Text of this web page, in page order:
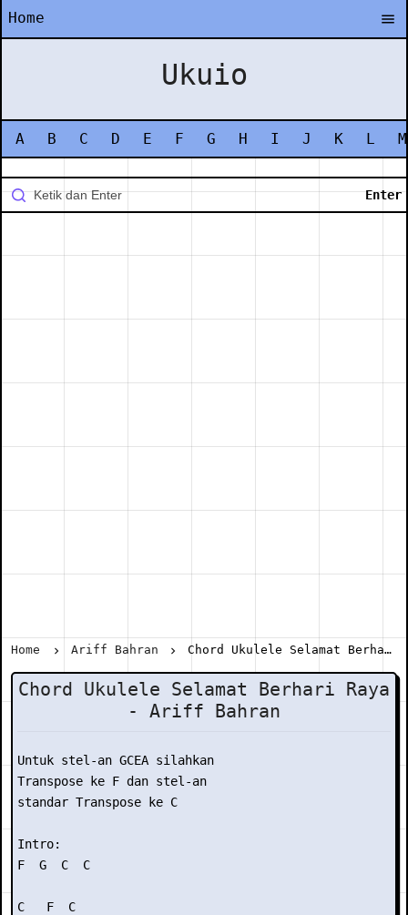
Home
Ukuio
A B C D E F G H I J K L M
Home Ariff Bahran Chord Ukulele Selamat Berhari Raya - Ariff Bahran
Chord Ukulele Selamat Berhari Raya
- Ariff Bahran
Untuk stel-an GCEA silahkan
Transpose ke F dan stel-an
standar Transpose ke C
Intro:
F  G  C  C
C   F  C